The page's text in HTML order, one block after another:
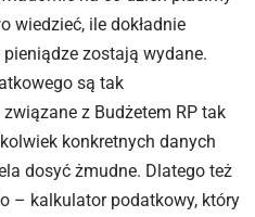
wiedzieć, ile dokładnie
zostają wydane.
są tak
z Budżetem RP tak
konkretnych danych
dosyć żmudne. Dlatego też
– kalkulator podatkowy, który